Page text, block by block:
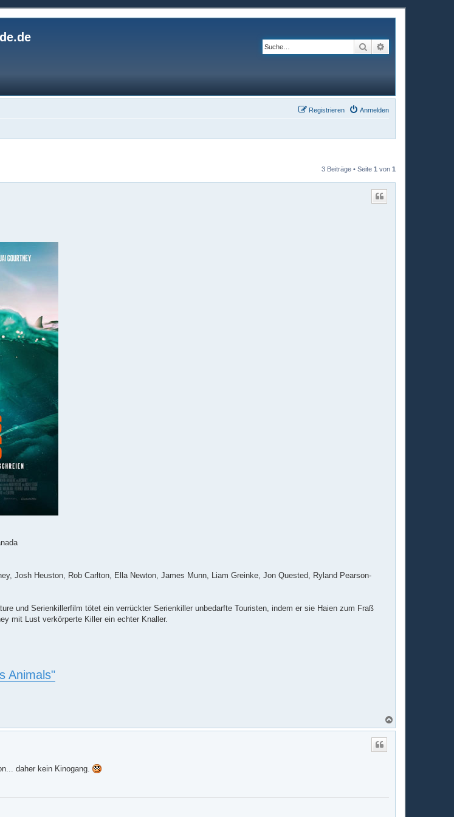
Suche
Anmelden
Registrieren
3 Beiträge • Seite 1 von 1
Josh Heuston, Rob Carlton, Ella Newton, James Munn, Liam Greinke, Jon Quested, Ryland Pearson-
und Serienkillerfilm tötet ein verrückter Serienkiller unbedarfte Touristen, indem er sie Haien zum Fraß
mit Lust verkörperte Killer ein echter Knaller.
Animals"
a
daher kein Kinogang.